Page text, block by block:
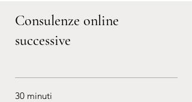
Consulenze online
successive
30 minuti